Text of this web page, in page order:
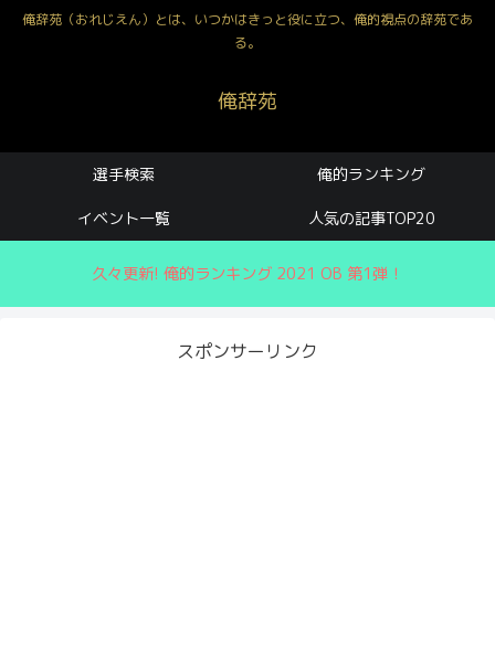
俺辞苑（おれじえん）とは、いつかはきっと役に立つ、俺的視点の辞苑であ
る。
俺辞苑
選手検索 俺的ランキング
イベント一覧 人気の記事TOP20
久々更新! 俺的ランキング 2021 OB 第1弾！
スポンサーリンク